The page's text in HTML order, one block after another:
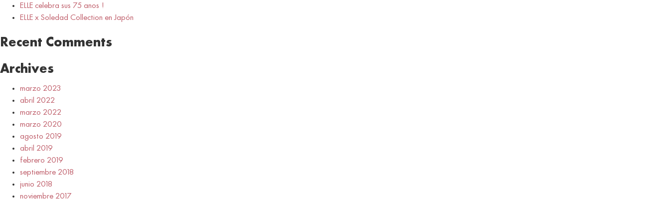
ELLE celebra sus 75 anos !
ELLE x Soledad Collection en Japón
Recent Comments
Archives
marzo 2023
abril 2022
marzo 2022
marzo 2020
agosto 2019
abril 2019
febrero 2019
septiembre 2018
junio 2018
noviembre 2017